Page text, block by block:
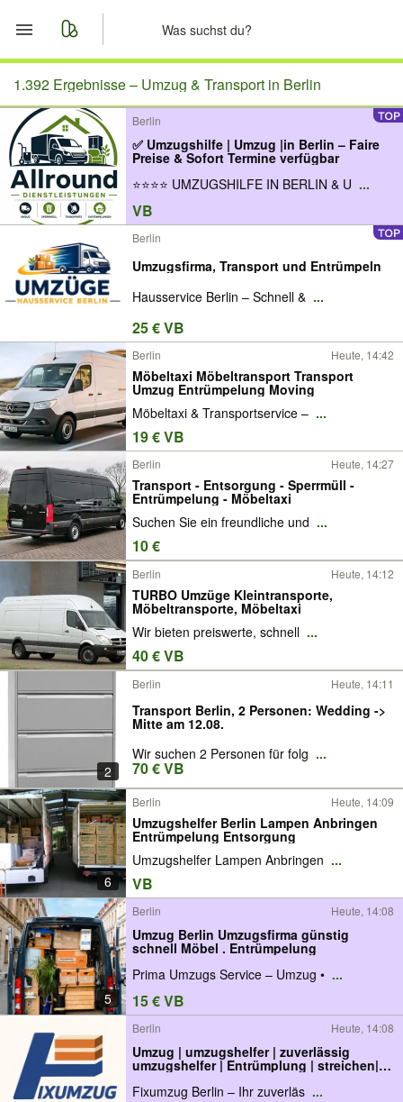
Start
Merkliste
Nachrichten
Anzeige aufgeben
1.392 Ergebnisse – Umzug & Transport in Berlin
Berlin
✅ Umzugshilfe | Umzug |in Berlin – Faire
Preise & Sofort Termine verfügbar
⭐⭐⭐⭐ UMZUGSHILFE IN BERLIN & U ...
VB
Berlin
Umzugsfirma, Transport und Entrümpeln
Hausservice Berlin – Schnell & ...
25 € VB
Berlin Heute, 14:42
Möbeltaxi Möbeltransport Transport
Umzug Entrümpelung Moving
Möbeltaxi & Transportservice – ...
19 € VB
Berlin Heute, 14:27
Transport - Entsorgung - Sperrmüll -
Entrümpelung - Möbeltaxi
Suchen Sie ein freundliche und ...
10 €
Berlin Heute, 14:12
TURBO Umzüge Kleintransporte,
Möbeltransporte, Möbeltaxi
Wir bieten preiswerte, schnell ...
40 € VB
2
Berlin Heute, 14:11
Transport Berlin, 2 Personen: Wedding ->
Mitte am 12.08.
Wir suchen 2 Personen für folg ...
70 € VB
6
Berlin Heute, 14:09
Umzugshelfer Berlin Lampen Anbringen
Entrümpelung Entsorgung
Umzugshelfer Lampen Anbringen ...
VB
5
Berlin Heute, 14:08
Umzug Berlin Umzugsfirma günstig
schnell Möbel . Entrümpelung
Prima Umzugs Service – Umzug • ...
15 € VB
Berlin Heute, 14:08
Umzug | umzugshelfer | zuverlässig
umzugshelfer | Entrümplung | streichen|
Umzugsfirma
Fixumzug Berlin – Ihr zuverläs ...